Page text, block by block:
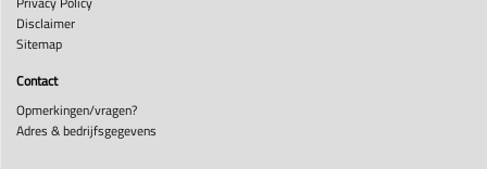
Disclaimer
Sitemap
Contact
Opmerkingen/vragen?
Adres & bedrijfsgegevens